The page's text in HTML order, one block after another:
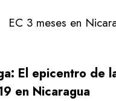
El epicentro de
en Nicaragua